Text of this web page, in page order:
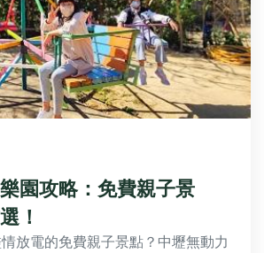
園攻略：免費親子景
！
放電的免費親子景點？中壢無動力